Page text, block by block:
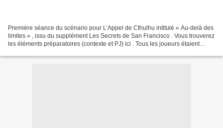
Première séance du scénario pour L’Appel de Cthulhu intitulé « Au-delà des
limites » , issu du supplément Les Secrets de San Francisco . Vous trouverez
les éléments préparatoires (contexte et PJ) ici . Tous les joueurs étaient